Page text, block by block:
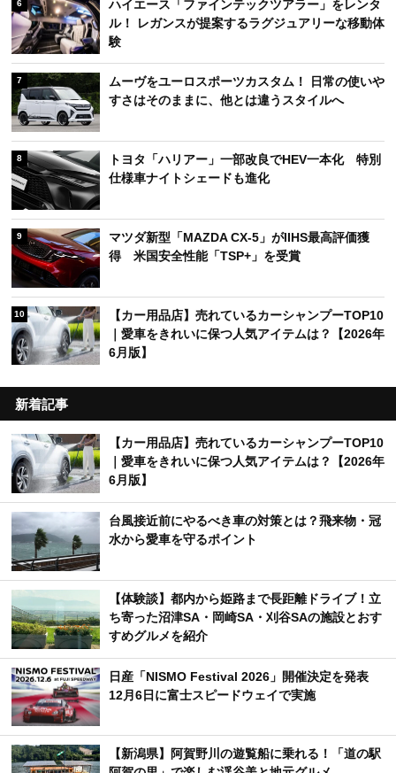
6
ハイエース「ファインテックツアラー」をレンタ
ル！ レガンスが提案するラグジュアリーな移動体
験
7
ムーヴをユーロスポーツカスタム！ 日常の使いや
すさはそのままに、他とは違うスタイルへ
8
トヨタ「ハリアー」一部改良でHEV一本化 特別
仕様車ナイトシェードも進化
9
マツダ新型「MAZDA CX-5」がIIHS最高評価獲
得 米国安全性能「TSP+」を受賞
10
【カー用品店】売れているカーシャンプーTOP10
｜愛車をきれいに保つ人気アイテムは？【2026年
6月版】
新着記事
【カー用品店】売れているカーシャンプーTOP10
｜愛車をきれいに保つ人気アイテムは？【2026年
6月版】
台風接近前にやるべき車の対策とは？飛来物・冠
水から愛車を守るポイント
【体験談】都内から姫路まで長距離ドライブ！立
ち寄った沼津SA・岡崎SA・刈谷SAの施設とおす
すめグルメを紹介
日産「NISMO Festival 2026」開催決定を発表
12月6日に富士スピードウェイで実施
【新潟県】阿賀野川の遊覧船に乗れる！「道の駅